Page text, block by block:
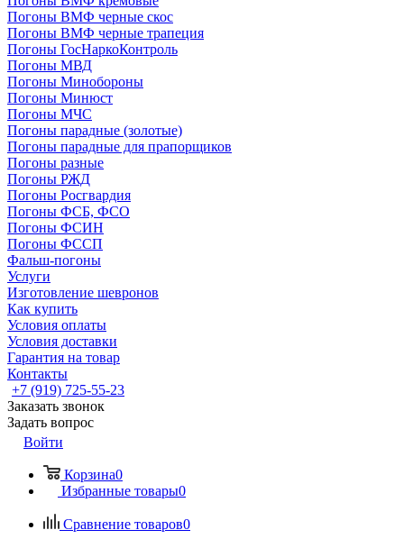
Погоны ВМФ черные скос
Погоны ВМФ черные трапеция
Погоны ГосНаркоКонтроль
Погоны МВД
Погоны Минобороны
Погоны Минюст
Погоны МЧС
Погоны парадные (золотые)
Погоны парадные для прапорщиков
Погоны разные
Погоны РЖД
Погоны Росгвардия
Погоны ФСБ, ФСО
Погоны ФСИН
Погоны ФССП
Фальш-погоны
Услуги
Изготовление шевронов
Как купить
Условия оплаты
Условия доставки
Гарантия на товар
Контакты
+7 (919) 725-55-23
Заказать звонок
Задать вопрос
Войти
Корзина0
Избранные товары0
Сравнение товаров0